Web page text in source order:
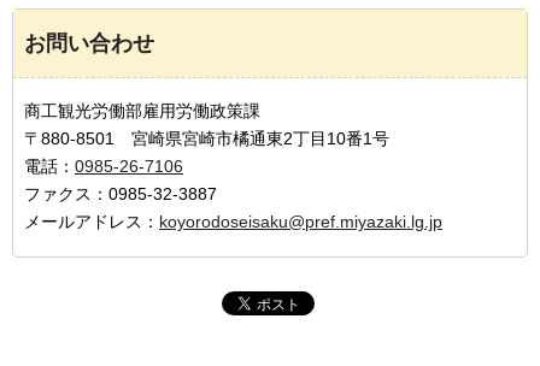
お問い合わせ
商工観光労働部雇用労働政策課
〒880-8501 宮崎県宮崎市橘通東2丁目10番1号
電話： 0985-26-7106
ファクス：0985-32-3887
メールアドレス： koyorodoseisaku@pref.miyazaki.lg.jp